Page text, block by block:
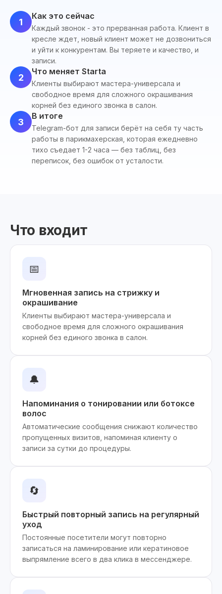
1
Как это сейчас
Каждый звонок - это прерванная работа. Клиент в
кресле ждет, новый клиент может не дозвониться
и уйти к конкурентам. Вы теряете и качество, и
записи.
2
Что меняет Starta
Клиенты выбирают мастера-универсала и
свободное время для сложного окрашивания
корней без единого звонка в салон.
3
В итоге
Telegram-бот для записи берёт на себя ту часть
работы в парикмахерская, которая ежедневно
тихо съедает 1-2 часа — без таблиц, без
переписок, без ошибок от усталости.
Что входит
📅
Мгновенная запись на стрижку и
окрашивание
Клиенты выбирают мастера-универсала и
свободное время для сложного окрашивания
корней без единого звонка в салон.
🔔
Напоминания о тонировании или ботоксе
волос
Автоматические сообщения снижают количество
пропущенных визитов, напоминая клиенту о
записи за сутки до процедуры.
🔄
Быстрый повторный запись на регулярный
уход
Постоянные посетители могут повторно
записаться на ламинирование или кератиновое
выпрямление всего в два клика в мессенджере.